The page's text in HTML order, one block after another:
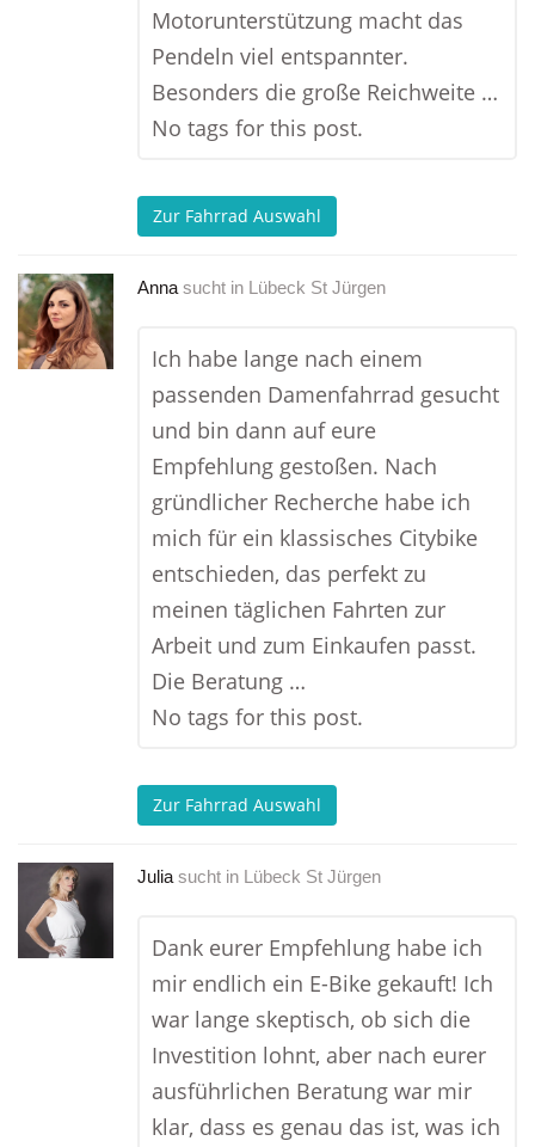
Motorunterstützung macht das
Pendeln viel entspannter.
Besonders die große Reichweite …
No tags for this post.
Zur Fahrrad Auswahl
Anna sucht in Lübeck St Jürgen
Ich habe lange nach einem
passenden Damenfahrrad gesucht
und bin dann auf eure
Empfehlung gestoßen. Nach
gründlicher Recherche habe ich
mich für ein klassisches Citybike
entschieden, das perfekt zu
meinen täglichen Fahrten zur
Arbeit und zum Einkaufen passt.
Die Beratung …
No tags for this post.
Zur Fahrrad Auswahl
Julia sucht in Lübeck St Jürgen
Dank eurer Empfehlung habe ich
mir endlich ein E-Bike gekauft! Ich
war lange skeptisch, ob sich die
Investition lohnt, aber nach eurer
ausführlichen Beratung war mir
klar, dass es genau das ist, was ich